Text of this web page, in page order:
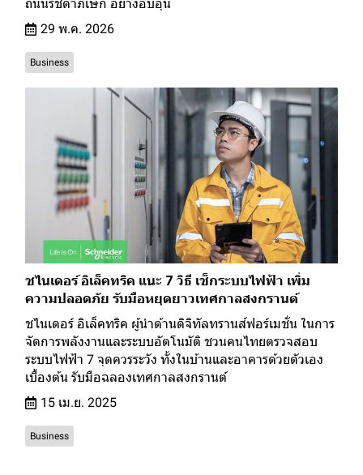
ถนนรัชดาภิเษก อย่างอบอุ่น
29 พ.ค. 2026
Business
ชไนเดอร์ อิเล็คทริค แนะ 7 วิธี เช็กระบบไฟฟ้า เพิ่ม
ความปลอดภัย รับมือหยุดยาวเทศกาลสงกรานต์
ชไนเดอร์ อิเล็คทริค ผู้นำด้านดิจิทัลทรานส์ฟอร์เมชั่น ในการ
จัดการพลังงานและระบบอัตโนมัติ ชวนคนไทยตรวจสอบ
ระบบไฟฟ้า 7 จุดควรระวัง ทั้งในบ้านและอาคารด้วยตัวเอง
เบื้องต้น รับมือฉลองเทศกาลสงกรานต์
15 เม.ย. 2025
Business